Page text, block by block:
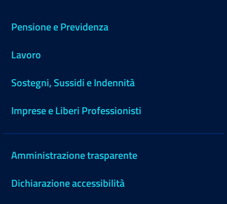
Pensione e Previdenza
Lavoro
Sostegni, Sussidi e Indennità
Imprese e Liberi Professionisti
Amministrazione trasparente
Dichiarazione accessibilità